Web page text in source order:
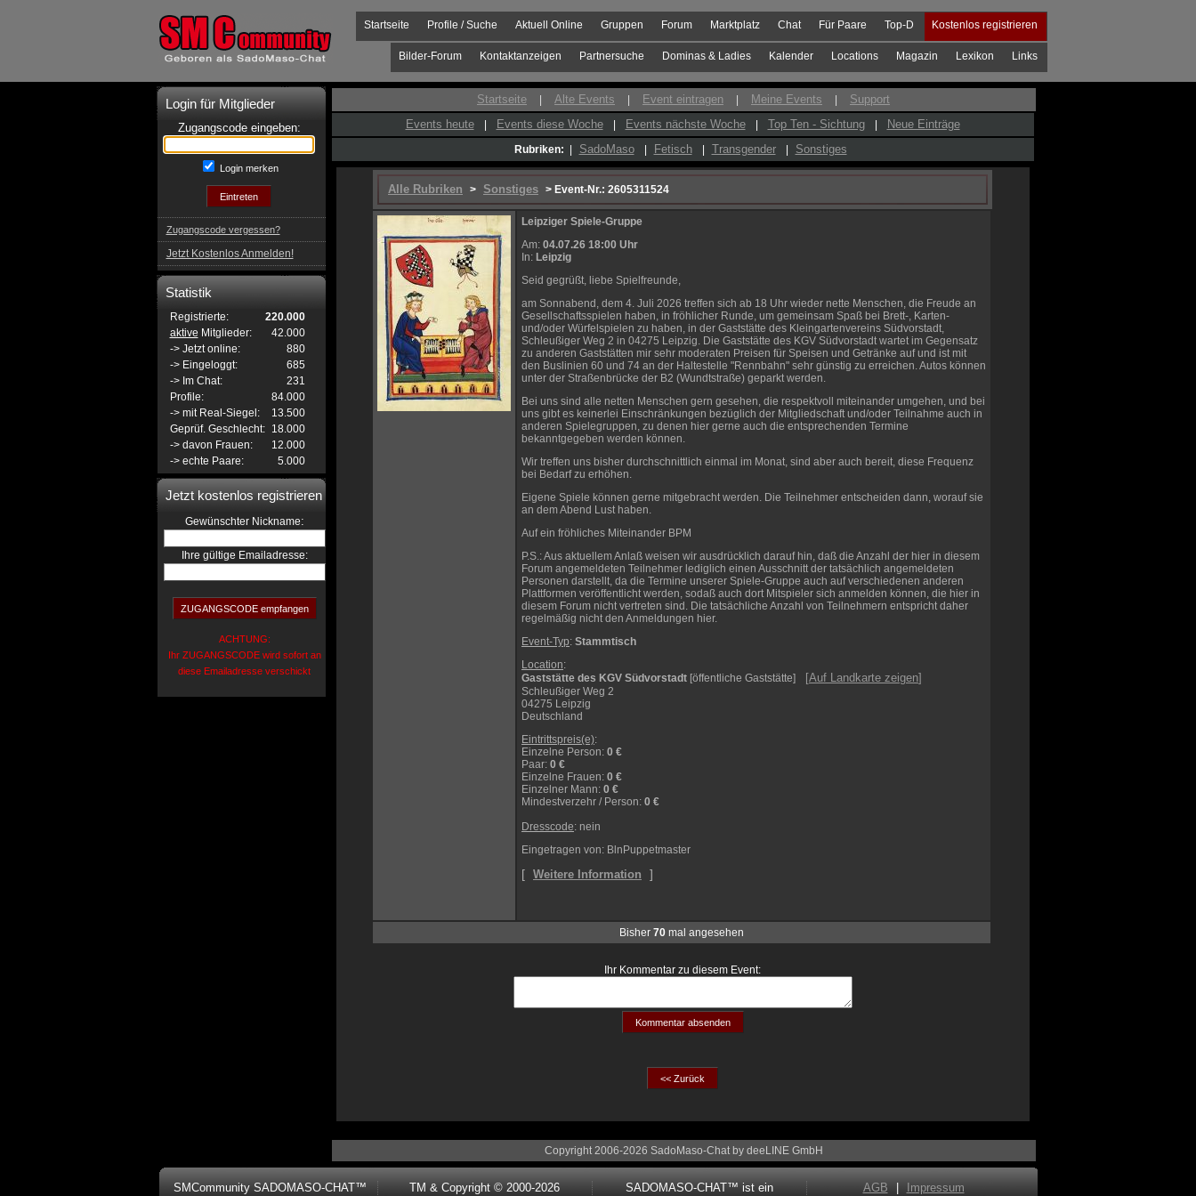
Kostenlos registrieren
Top-D
Für Paare
Chat
Marktplatz
Forum
Gruppen
Aktuell Online
Profile / Suche
Startseite
Links
Lexikon
Magazin
Locations
Kalender
Dominas & Ladies
Partnersuche
Kontaktanzeigen
Bilder-Forum
Login für Mitglieder
Zugangscode eingeben:
Login merken
Zugangscode vergessen?
Jetzt Kostenlos Anmelden!
Statistik
Registrierte:
220.000
aktive Mitglieder:
42.000
-> Jetzt online:
880
-> Eingeloggt:
685
-> Im Chat:
231
Profile:
84.000
-> mit Real-Siegel:
13.500
Geprüf. Geschlecht:
18.000
-> davon Frauen:
12.000
-> echte Paare:
5.000
Jetzt kostenlos registrieren
Gewünschter Nickname:
Ihre gültige Emailadresse:
ACHTUNG:
Ihr ZUGANGSCODE wird sofort an
diese Emailadresse verschickt
Startseite Alte Events Event eintragen Meine Events
Support
Events heute
Events diese Woche Events nächste Woche Top Ten - Sichtung Neue Einträge
Rubriken: SadoMaso Fetisch Transgender Sonstiges
Alle Rubriken > Sonstiges > Event-Nr.: 2605311524
Leipziger Spiele-Gruppe
Am: 04.07.26 18:00 Uhr
In: Leipzig
Seid gegrüßt, liebe Spielfreunde,
am Sonnabend, dem 4. Juli 2026 treffen sich ab 18 Uhr wieder nette Menschen, die Freude an
Gesellschaftsspielen haben, in fröhlicher Runde, um gemeinsam Spaß bei Brett-, Karten-
und/oder Würfelspielen zu haben, in der Gaststätte des Kleingartenvereins Südvorstadt,
Schleußiger Weg 2 in 04275 Leipzig. Die Gaststätte des KGV Südvorstadt wartet im Gegensatz
zu anderen Gaststätten mir sehr moderaten Preisen für Speisen und Getränke auf und ist mit
den Buslinien 60 und 74 an der Haltestelle "Rennbahn" sehr günstig zu erreichen. Autos können
unter der Straßenbrücke der B2 (Wundtstraße) geparkt werden.
Bei uns sind alle netten Menschen gern gesehen, die respektvoll miteinander umgehen, und bei
uns gibt es keinerlei Einschränkungen bezüglich der Mitgliedschaft und/oder Teilnahme auch in
anderen Spielegruppen, zu denen hier gerne auch die entsprechenden Termine
bekanntgegeben werden können.
Wir treffen uns bisher durchschnittlich einmal im Monat, sind aber auch bereit, diese Frequenz
bei Bedarf zu erhöhen.
Eigene Spiele können gerne mitgebracht werden. Die Teilnehmer entscheiden dann, worauf sie
an dem Abend Lust haben.
Auf ein fröhliches Miteinander BPM
P.S.: Aus aktuellem Anlaß weisen wir ausdrücklich darauf hin, daß die Anzahl der hier in diesem
Forum angemeldeten Teilnehmer lediglich einen Ausschnitt der tatsächlich angemeldeten
Personen darstellt, da die Termine unserer Spiele-Gruppe auch auf verschiedenen anderen
Plattformen veröffentlicht werden, sodaß auch dort Mitspieler sich anmelden können, die hier in
diesem Forum nicht vertreten sind. Die tatsächliche Anzahl von Teilnehmern entspricht daher
regelmäßig nicht den Anmeldungen hier.
Event-Typ: Stammtisch
Location:
Gaststätte des KGV Südvorstadt [öffentliche Gaststätte] [Auf Landkarte zeigen]
Schleußiger Weg 2
04275 Leipzig
Deutschland
Eintrittspreis(e):
Einzelne Person: 0 €
Paar: 0 €
Einzelne Frauen: 0 €
Einzelner Mann: 0 €
Mindestverzehr / Person: 0 €
Dresscode: nein
Eingetragen von: BlnPuppetmaster
[ Weitere Information ]
Bisher 70 mal angesehen
Ihr Kommentar zu diesem Event:
Copyright 2006-2026 SadoMaso-Chat by deeLINE GmbH
SMCommunity SADOMASO-CHAT™
TM & Copyright © 2000-2026
SADOMASO-CHAT™ ist ein
AGB Impressum